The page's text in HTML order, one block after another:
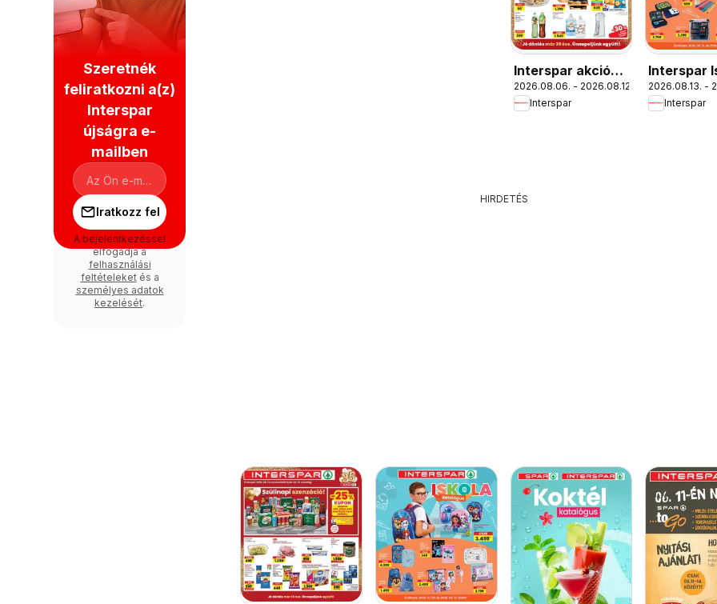
Interspar akciós
újság
2026.08.06. - 2026.08.12.
Interspar
Interspar
katalógus
2026.08.13. -
Interspar
HIRDETÉS
Szeretnék
feliratkozni a(z)
Interspar
újságra e-
mailben
Iratkozz fel
A bejelentkezéssel
elfogadja a
felhasználási
feltételeketés a
személyes adatok
kezelését.